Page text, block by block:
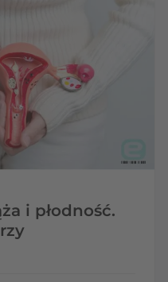
i płodność.